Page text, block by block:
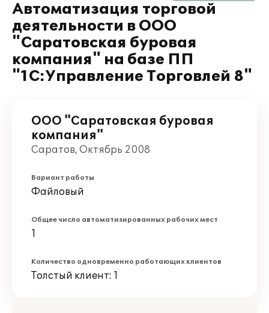
Автоматизация торговой
деятельности в ООО
"Саратовская буровая
компания" на базе ПП
"1С:Управление Торговлей 8"
ООО "Саратовская буровая
компания"
Саратов, Октябрь 2008
Вариант работы
Файловый
Общее число автоматизированных рабочих мест
1
Количество одновременно работающих клиентов
Толстый клиент: 1